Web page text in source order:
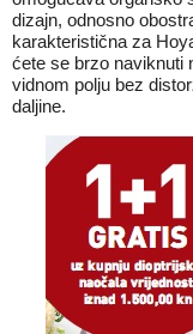
dizajn, odnosno
karakteristična za
ćete se brzo naviknuti
vidnom polju bez
daljine.